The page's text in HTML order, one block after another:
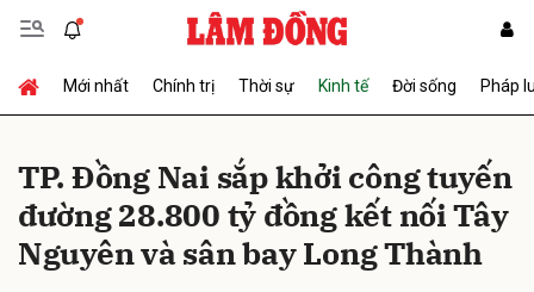
Mới nhất Chính trị Thời sự Kinh tế Đời sống Pháp
TP. Đồng Nai sắp khởi công tuyến
đường 28.800 tỷ đồng kết nối Tây
Nguyên và sân bay Long Thành
Gửi bình luận